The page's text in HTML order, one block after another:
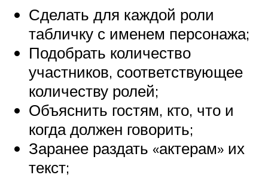
Сделать для каждой роли
табличку с именем персонажа;
Подобрать количество
участников, соответствующее
количеству ролей;
Объяснить гостям, кто, что и
когда должен говорить;
Заранее раздать «актерам» их
текст;